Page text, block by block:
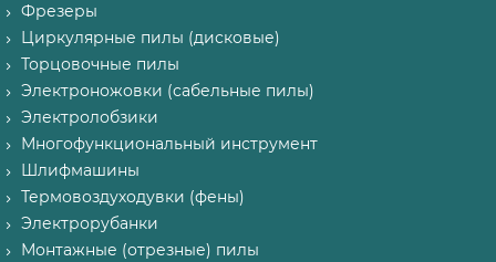
Фрезеры
Циркулярные пилы (дисковые)
Торцовочные пилы
Электроножовки (сабельные пилы)
Электролобзики
Многофункциональный инструмент
Шлифмашины
Термовоздуходувки (фены)
Электрорубанки
Монтажные (отрезные) пилы